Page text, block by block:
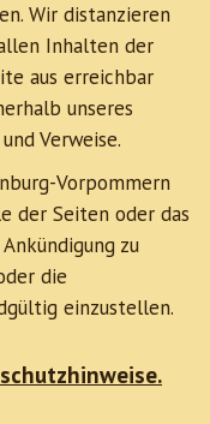
Wir distanzieren
Inhalten der
aus erreichbar
unseres
Verweise.
Vorpommern
der Seiten oder das
zu
die
einzustellen.